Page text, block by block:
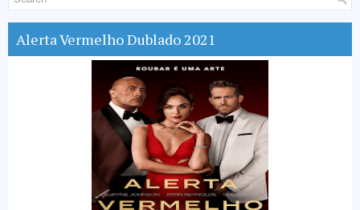
Alerta Vermelho Dublado 2021